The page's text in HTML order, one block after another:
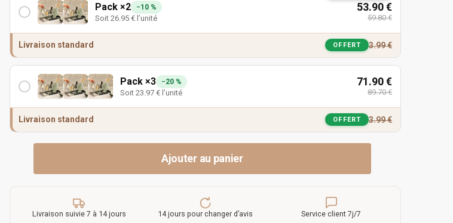
Pack ×2 −10 %
Soit 26.95 €l’unité
53.90€
59.80€
Livraison standard OFFERT 3.99€
Pack ×3 −20 %
Soit 23.97 €l’unité
71.90€
89.70€
Livraison standard OFFERT 3.99€
Ajouter au panier
Livraison suivie 7 à 14 jours 14 jours pour changer d’avis Service client 7j/7